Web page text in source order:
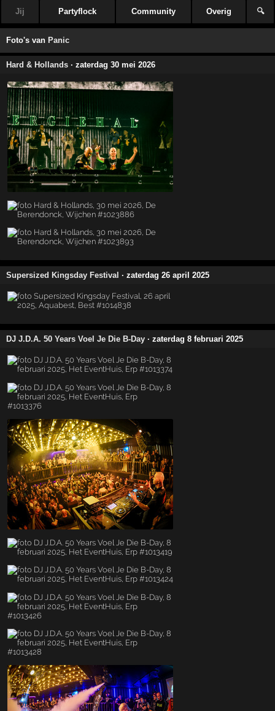
Jij Partyflock Community Overig 🔍
Foto's van Panic
Hard & Hollands · zaterdag 30 mei 2026
Supersized Kingsday Festival · zaterdag 26 april 2025
DJ J.D.A. 50 Years Voel Je Die B-Day · zaterdag 8 februari 2025